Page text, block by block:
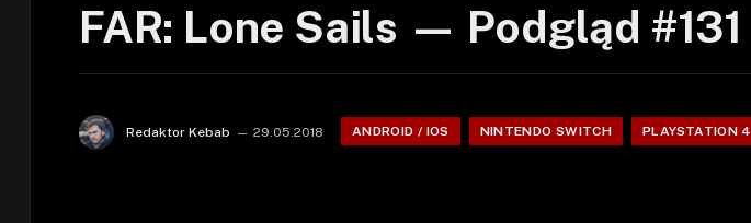
FAR: Lone Sails — Podgląd #131
Redaktor Kebab 29.05.2018 ANDROID / IOS NINTENDO SWITCH PLAYSTATION 4